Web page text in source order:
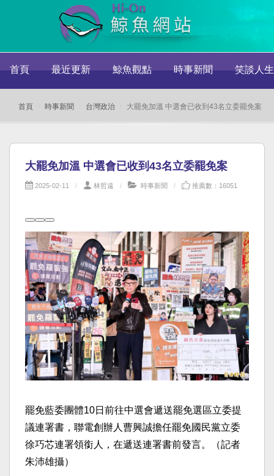
首頁 最近更新 鯨魚觀點 時事新聞 笑談人生
首頁 時事新聞 台灣政治 大罷免加溫 中選會已收到43名立委罷免案
大罷免加溫 中選會已收到43名立委罷免案
2025-02-11 林哲遠 時事新聞 推薦數：16051
罷免藍委團體10日前往中選會遞送罷免選區立委提
議連署書，聯電創辦人曹興誠擔任罷免國民黨立委
徐巧芯連署領銜人，在遞送連署書前發言。（記者
朱沛雄攝）